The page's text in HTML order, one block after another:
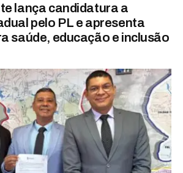
lança candidatura a
pelo PL e apresenta
saúde, educação e inclusão